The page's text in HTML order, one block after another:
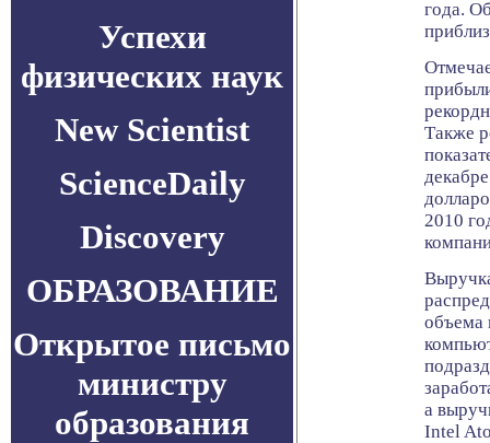
Успехи
физических наук
New Scientist
ScienceDaily
Discovery
ОБРАЗОВАНИЕ
Открытое письмо
министру
образования
года.
Также
2010
объема
а
Intel